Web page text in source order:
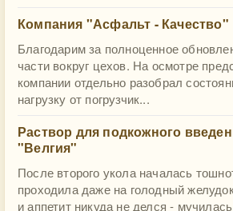
Компания "Асфальт - Качество"
Благодарим за полноценное
части вокруг цехов. На осмотре
компании отдельно разобрал
нагрузку от погрузчик...
Раствор для подкожного
"Велгия"
После второго укола началась
проходила даже на голодный
и аппетит никуда не делся -